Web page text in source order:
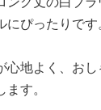
ぴったりです。
心地よく、お
す。